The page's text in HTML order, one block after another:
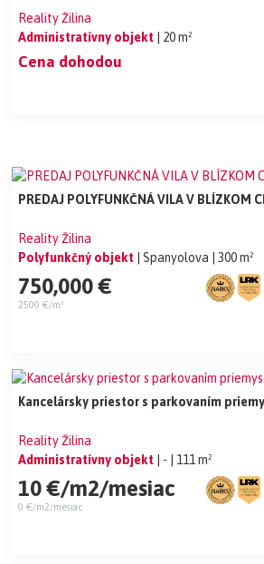
Reality Žilina
Administratívny objekt
| 20 m²
Cena dohodou
PREDAJ POLYFUNKČNÁ VILA V BLÍZKOM
Reality Žilina
Polyfunkčný objekt | Spanyolova | 300 m²
750,000 €
2500 €/m²
Kancelársky priestor s parkovaním
Reality Žilina
Administratívny objekt
| - | 111 m²
10 €/m2/mesiac
0 €/m2/mesiac